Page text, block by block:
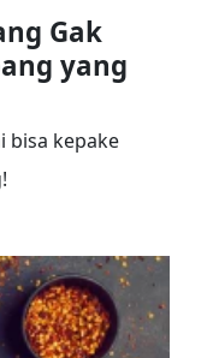
Gak
yang
bisa kepake